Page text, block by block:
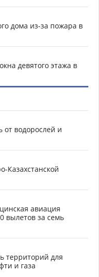
дома из-за пожара в
девятого этажа в
от водорослей и
Казахстанской
авиация
вылетов за семь
территорий для
и газа